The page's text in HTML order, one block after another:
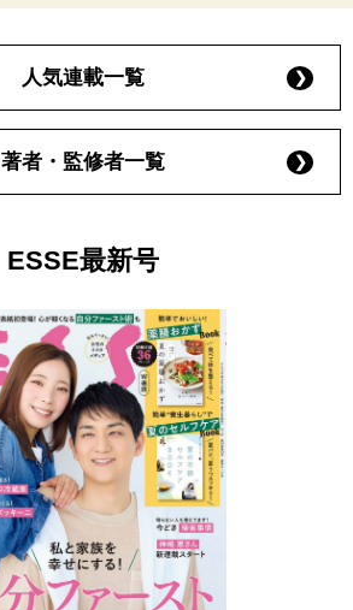
人気連載一覧
著者・監修者一覧
ESSE最新号